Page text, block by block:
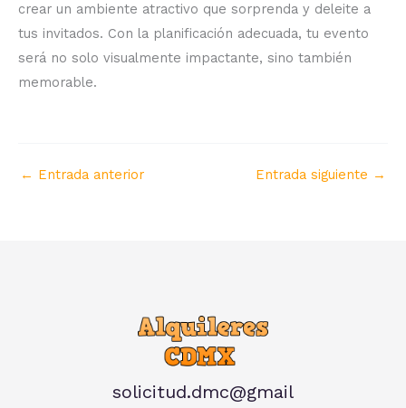
crear un ambiente atractivo que sorprenda y deleite a
tus invitados. Con la planificación adecuada, tu evento
será no solo visualmente impactante, sino también
memorable.
← Entrada anterior Entrada siguiente →
solicitud.dmc@gmail